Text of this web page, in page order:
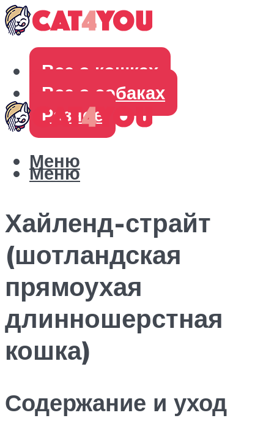
Все о кошках
Все о собаках
Разное
Меню
Меню
Хайленд-страйт
(шотландская
прямоухая
длинношерстная
кошка)
Содержание и уход